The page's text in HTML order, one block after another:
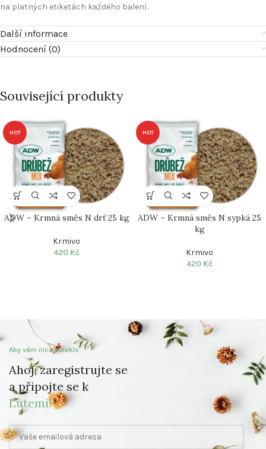
na platných etiketách každého balení.
Další informace
Hodnocení (0)
Související produkty
HOT
ADW – Krmná směs N drť 25 kg
Krmivo
420 Kč
HOT
ADW – Krmná směs N sypká 25
kg
Krmivo
420 Kč
Aby vám nic neuteklo
Ahoj, zaregistrujte se
a připojte se k
Lutemi!